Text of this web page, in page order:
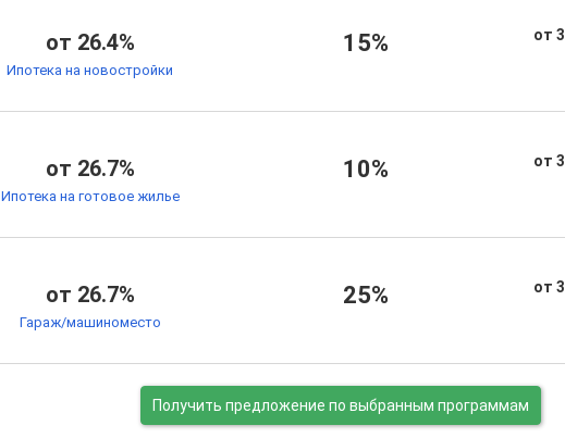
от 26.4%
Ипотека на новостройки
15% от
от 26.7%
Ипотека на готовое жилье
10% от
от 26.7%
Гараж/машиноместо
25% от
Получить предложение по выбранным программам